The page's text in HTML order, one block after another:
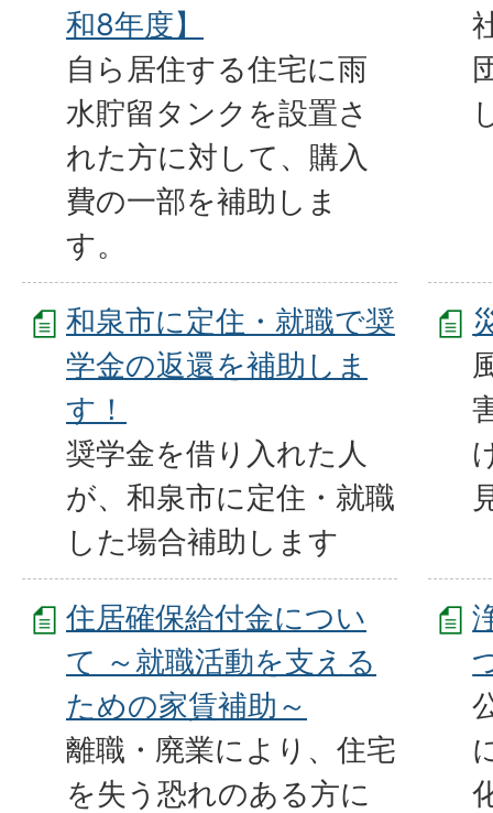
和8年度】
自ら居住する住宅に雨
水貯留タンクを設置さ
れた方に対して、購入
費の一部を補助しま
す。
和泉市に定住・就職で奨
学金の返還を補助しま
す！
奨学金を借り入れた人
が、和泉市に定住・就職
した場合補助します
住居確保給付金につい
て ～就職活動を支える
ための家賃補助～
離職・廃業により、住宅
を失う恐れのある方に